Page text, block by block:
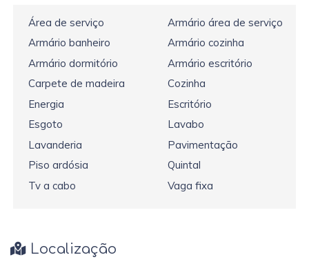
Área de serviço
Armário área de serviço
Armário banheiro
Armário cozinha
Armário dormitório
Armário escritório
Carpete de madeira
Cozinha
Energia
Escritório
Esgoto
Lavabo
Lavanderia
Pavimentação
Piso ardósia
Quintal
Tv a cabo
Vaga fixa
Localização